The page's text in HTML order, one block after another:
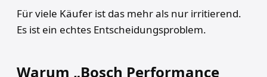
Für viele Käufer ist das mehr als nur irritierend.
Es ist ein echtes Entscheidungsproblem.
Warum „Bosch Performance